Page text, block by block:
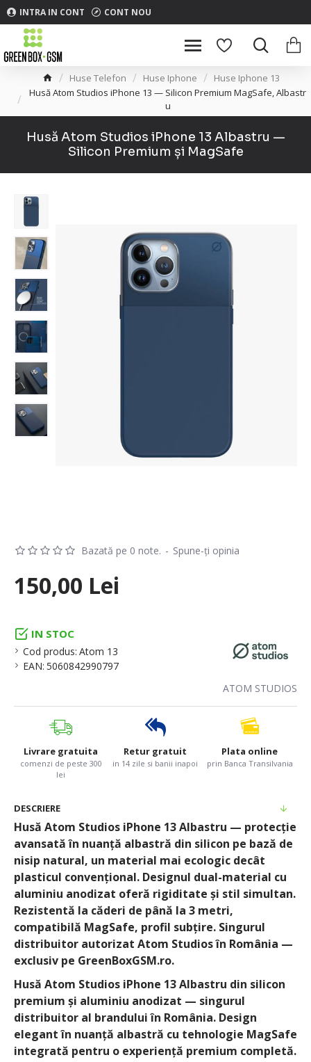
INTRA IN CONT CONT NOU
Huse Telefon Huse Iphone
Huse Iphone 13
Husă Atom Studios iPhone 13 — Silicon Premium MagSafe, Albastr
u
Husă Atom Studios iPhone 13 Albastru —
Silicon Premium și MagSafe
IN STOC
Cod produs: Atom 13
EAN: 5060842990797
ATOM STUDIOS
Bazată pe 0 note. - Spune-ţi opinia
150,00 Lei
Livrare gratuita
comenzi de peste 300
lei
Retur gratuit
in 14 zile si banii inapoi
Plata online
prin Banca Transilvania
DESCRIERE
Husă Atom Studios iPhone 13 Albastru — protecție
avansată în nuanță albastră din silicon pe bază de
nisip natural, un material mai ecologic decât
plasticul convențional. Designul dual-material cu
aluminiu anodizat oferă rigiditate și stil simultan.
Rezistentă la căderi de până la 3 metri,
compatibilă MagSafe, profil subțire. Singurul
distribuitor autorizat Atom Studios în România —
exclusiv pe GreenBoxGSM.ro.
Husă Atom Studios iPhone 13 Albastru din silicon
premium și aluminiu anodizat — singurul
distribuitor al brandului în România. Design
elegant în nuanță albastră cu tehnologie MagSafe
integrată pentru o experiență premium completă.